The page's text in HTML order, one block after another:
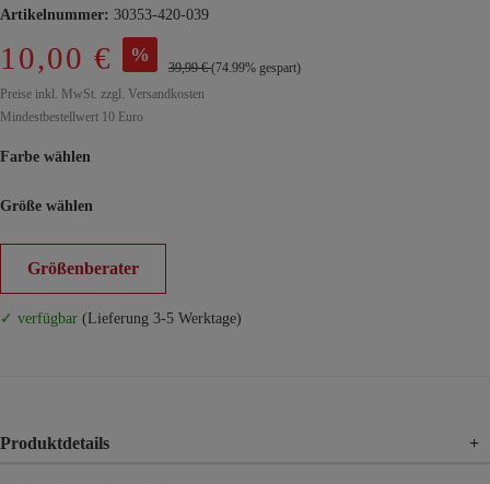
Artikelnummer: 30353-420-039
10,00 € %
39,99 €(74.99% gespart)
Preise inkl. MwSt. zzgl. Versandkosten
Mindestbestellwert 10 Euro
Farbe wählen
Größe wählen
Größenberater
✓ verfügbar (Lieferung 3-5 Werktage)
Produktdetails +